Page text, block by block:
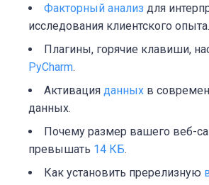
Факторный анализ для
исследования клиентского опыта.
Плагины, горячие клавиши,
PyCharm.
Активация данных в
данных.
Почему размер вашего веб-
превышать 14 КБ.
Как установить пререлизную